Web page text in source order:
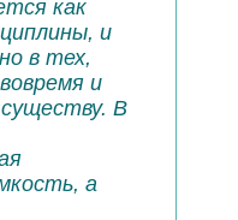
как
и
в тех,
и
В
а